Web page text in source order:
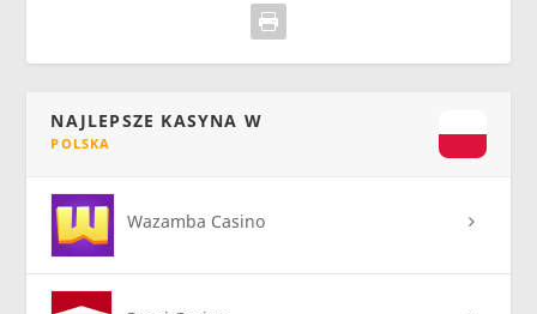
NAJLEPSZE KASYNA W
POLSKA
Wazamba Casino